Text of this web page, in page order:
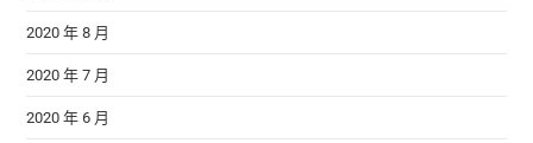
2020 年 8 月
2020 年 7 月
2020 年 6 月